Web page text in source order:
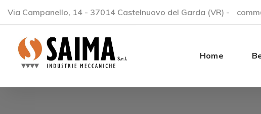
Via Campanello, 14 - 37014 Castelnuovo del Garda (VR) -
Home